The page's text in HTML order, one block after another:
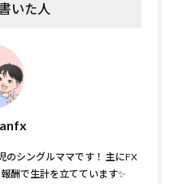
いた人
のシングルママです！ 主にFX
酬で生計を立てています✨